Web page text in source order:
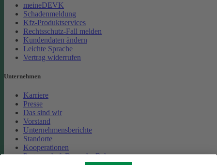
meineDEVK
Schadenmeldung
Kfz-Produktservices
Rechtsschutz-Fall melden
Kundendaten ändern
Leichte Sprache
Vertrag widerrufen
Unternehmen
Karriere
Presse
Das sind wir
Vorstand
Unternehmensberichte
Standorte
Kooperationen
Partnerschaft Deutsche Bahn